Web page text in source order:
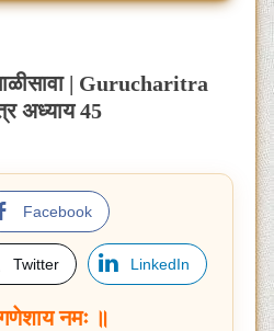
| Gurucharitra
अध्याय 45
Facebook
Twitter LinkedIn
नमः ॥